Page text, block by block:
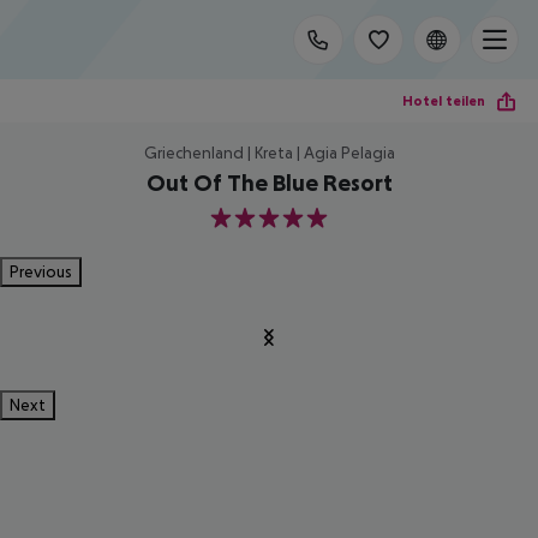
Hotel teilen
Griechenland | Kreta | Agia Pelagia
Out Of The Blue Resort
5
Previous
Next